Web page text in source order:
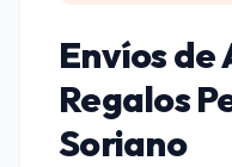
Envíos de
Regalos
Soriano